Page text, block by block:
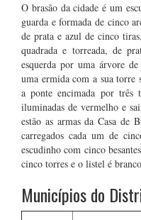
O brasão da cidade é um
guarda e formada de cinco
de prata e azul de cinco
quadrada e torreada, de
esquerda por uma árvore
uma ermida com a sua torre
a ponte encimada por três
iluminadas de vermelho e
estão as armas da Casa de
carregados cada um de
escudinho com cinco
cinco torres e o listel é
Municípios do